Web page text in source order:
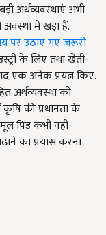
अर्थव्यवस्थाएं अभी
में खड़ा हैं.
पर उठाए गए जरूरी
के लिए तथा खेती-
एक अनेक प्रयत्न किए.
अर्थव्यवस्था को
की प्रधानता के
पिंड कभी नहीं
का प्रयास करना